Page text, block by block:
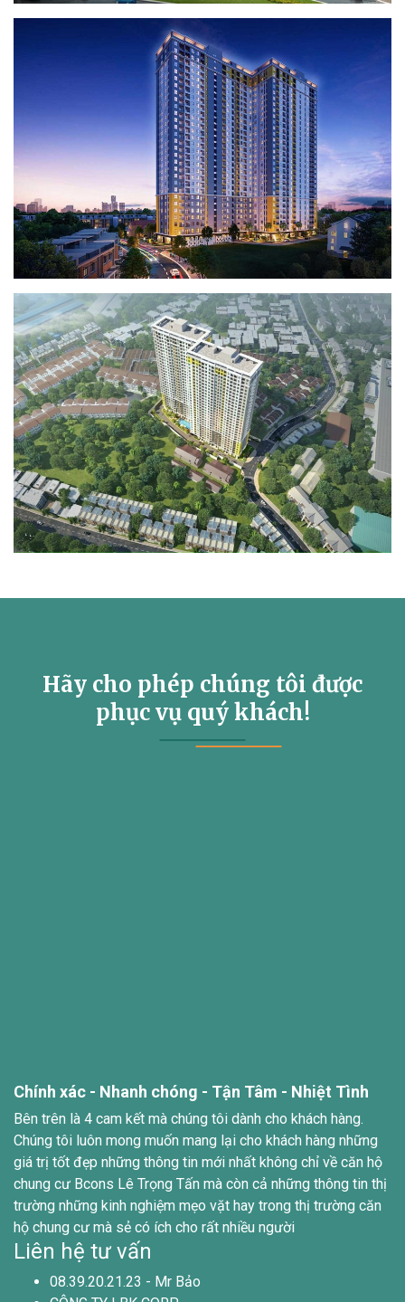
Hãy cho phép chúng tôi được
phục vụ quý khách!
Chính xác - Nhanh chóng - Tận Tâm - Nhiệt Tình
Bên trên là 4 cam kết mà chúng tôi dành cho khách hàng.
Chúng tôi luôn mong muốn mang lại cho khách hàng những
giá trị tốt đẹp những thông tin mới nhất không chỉ về căn hộ
chung cư Bcons Lê Trọng Tấn mà còn cả những thông tin thị
trường những kinh nghiệm mẹo vặt hay trong thị trường căn
hộ chung cư mà sẻ có ích cho rất nhiều người
Liên hệ tư vấn
08.39.20.21.23 - Mr Bảo